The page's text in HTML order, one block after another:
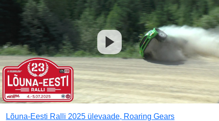
Lõuna-Eesti Ralli 2025 ülevaade, Roaring Gears